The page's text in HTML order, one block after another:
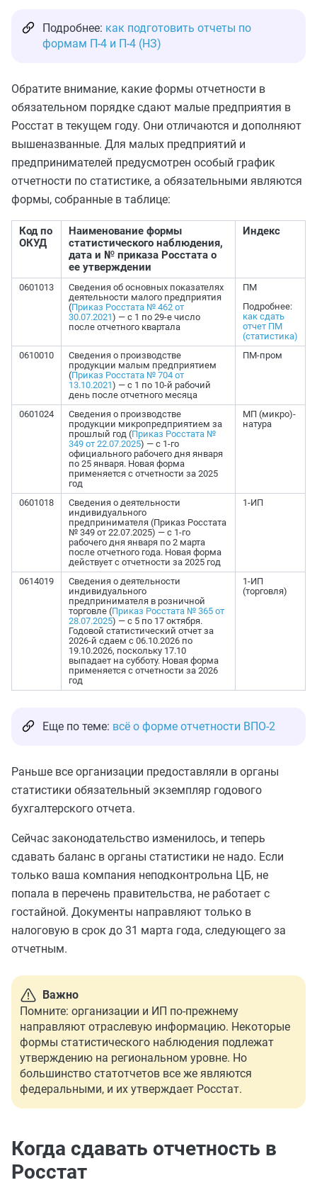
Подробнее: как подготовить отчеты по
формам П-4 и П-4 (НЗ)
Обратите внимание, какие формы отчетности в
обязательном порядке сдают малые предприятия в
Росстат в текущем году. Они отличаются и дополняют
вышеназванные. Для малых предприятий и
предпринимателей предусмотрен особый график
отчетности по статистике, а обязательными являются
формы, собранные в таблице:
Код по
ОКУД
Наименование формы
статистического наблюдения,
дата и № приказа Росстата о
ее утверждении
Индекс
0601013
Сведения об основных показателях
деятельности малого предприятия
(Приказ Росстата № 462 от
30.07.2021) — с 1 по 29-е число
после отчетного квартала
ПМ
Подробнее:
как сдать
отчет ПМ
(статистика)
0610010
Сведения о производстве
продукции малым предприятием
(Приказ Росстата № 704 от
13.10.2021) — с 1 по 10-й рабочий
день после отчетного месяца
ПМ-пром
0601024
Сведения о производстве
продукции микропредприятием за
прошлый год (Приказ Росстата №
349 от 22.07.2025) — с 1-го
официального рабочего дня января
по 25 января. Новая форма
применяется с отчетности за 2025
год
МП (микро)-
натура
0601018
Сведения о деятельности
индивидуального
предпринимателя (Приказ Росстата
№ 349 от 22.07.2025) — с 1-го
рабочего дня января по 2 марта
после отчетного года. Новая форма
действует с отчетности за 2025 год
1-ИП
0614019
Сведения о деятельности
индивидуального
предпринимателя в розничной
торговле (Приказ Росстата № 365 от
28.07.2025) — с 5 по 17 октября.
Годовой статистический отчет за
2026-й сдаем с 06.10.2026 по
19.10.2026, поскольку 17.10
выпадает на субботу. Новая форма
применяется с отчетности за 2026
год
1-ИП
(торговля)
Еще по теме: всё о форме отчетности ВПО-2
Раньше все организации предоставляли в органы
статистики обязательный экземпляр годового
бухгалтерского отчета.
Сейчас законодательство изменилось, и теперь
сдавать баланс в органы статистики не надо. Если
только ваша компания неподконтрольна ЦБ, не
попала в перечень правительства, не работает с
гостайной. Документы направляют только в
налоговую в срок до 31 марта года, следующего за
отчетным.
Важно
Помните: организации и ИП по-прежнему
направляют отраслевую информацию. Некоторые
формы статистического наблюдения подлежат
утверждению на региональном уровне. Но
большинство статотчетов все же являются
федеральными, и их утверждает Росстат.
Когда сдавать отчетность в
Росстат